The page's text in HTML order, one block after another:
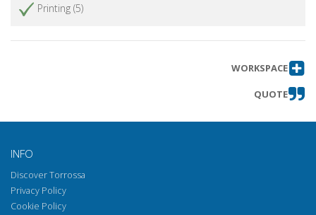
Printing (5)
WORKSPACE
QUOTE
INFO
Discover Torrossa
Privacy Policy
Cookie Policy